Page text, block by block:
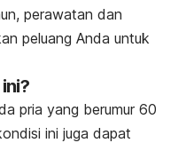
perawatan dan
peluang Anda untuk
pria yang berumur 60
ini juga dapat